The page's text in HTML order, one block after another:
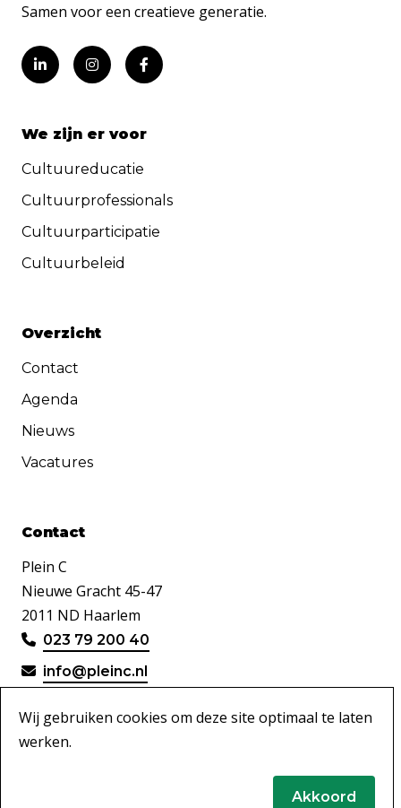
Samen voor een creatieve generatie.
We zijn er voor
Cultuureducatie
Cultuurprofessionals
Cultuurparticipatie
Cultuurbeleid
Overzicht
Contact
Agenda
Nieuws
Vacatures
Contact
Plein C
Nieuwe Gracht 45-47
2011 ND Haarlem
023 79 200 40
info@pleinc.nl
Disclaimer
Wij gebruiken cookies om deze site optimaal te laten
werken.
Akkoord